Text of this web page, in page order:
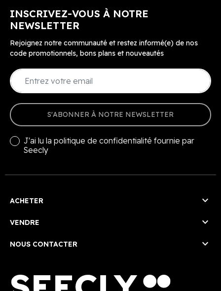
INSCRIVEZ-VOUS À NOTRE
NEWSLETTER
Rejoignez notre communauté et restez informé(e) de nos
code promotionnels, bons plans et nouveautés
S'ABONNER À NOTRE NEWSLETTER
J'ai lu la politique de confidentialité fournie par
Seecly
ACHETER 
VENDRE 
NOUS CONTACTER 